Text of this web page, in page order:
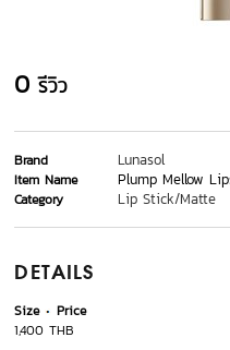
0 รีวิว
Brand Lunasol
Item Name Plump Mellow
Category Lip Stick/Matte
DETAILS
Size
Price
1,400 THB